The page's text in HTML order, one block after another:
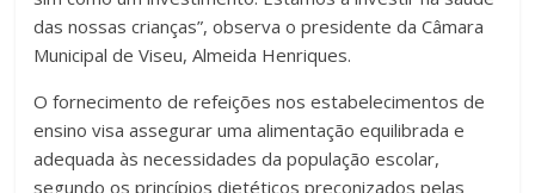
das nossas crianças”, observa o presidente da Câmara
Municipal de Viseu, Almeida Henriques.
O fornecimento de refeições nos estabelecimentos de
ensino visa assegurar uma alimentação equilibrada e
adequada às necessidades da população escolar,
segundo os princípios dietéticos preconizados pelas